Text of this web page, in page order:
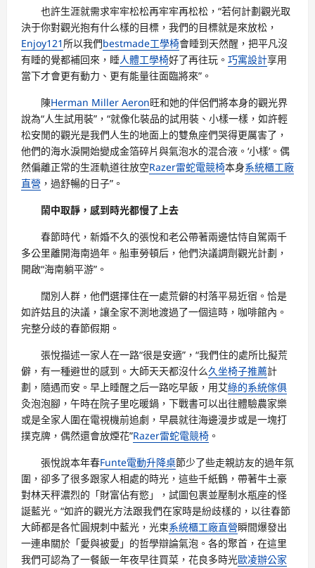
也許生涯就需求牢牢松松再牢牢再松松，“若何計劃觀光取
決于你對觀光抱有什么樣的目標，我們的目標就是來放松，
Enjoy121 所以我們bestmade工學椅會睡到天然醒，把平凡沒
有睡的覺都補回來，睡人體工學椅好了再往玩。 巧寓設計享用
當下才會更有動力、更有能量往面臨將來”。
陳Herman Miller Aeron旺和她的伴侶們將本身的觀光界
說為“人生試用裝”，“就像化裝品的試用裝、小樣一樣，如許輕
松安閒的觀光是我們人生的地面上的雙魚座們哭得更厲害了，
他們的海水淚開始變成金箔碎片與氣泡水的混合液。‘小樣’。偶
然偏離正常的生涯軌道往放空Razer雷蛇電競椅本身系統櫃工廠
直營 ，過舒暢的日子”。
鬧中取靜，感到時光都慢了上去
春節時代，新婚不久的張悅和老公帶著兩邊怙恃自駕兩千
多公里離開海南過年。船車勞頓后，他們決議調劑觀光計劃，
開啟“海南躺平游”。
闊別人群，他們選擇住在一處荒僻的村落平易近宿。恰是
如許姑且的決議，讓全家不測地渡過了一個這時，咖啡館內。
完整分歧的春節假期。
張悅描述一家人在一路“很是安適”，“我們住的處所比擬荒
僻，有一種避世的感到。大師天天都沒什么久坐椅子推薦計
劃，隨遇而安。早上睡醒之后一路吃早飯，用艾綠的系統傢俱
灸泡泡腳，午時在院子里吃暖鍋，下戰書可以出往體驗農家樂
或是全家人圍在電視機前追劇，早晨就往海邊漫步或是一塊打
撲克牌，偶然還會放煙花”Razer雷蛇電競椅 。
張悅說本年春Funte電動升降桌節少了些走親訪友的過年氛
圍，卻多了很多跟家人相處的時光，這些千紙鶴，帶著牛土豪
對林天秤濃烈的「財富佔有慾」，試圖包裹並壓制水瓶座的怪
誕藍光。“如許的觀光方法跟我們在家時是紛歧樣的，以往春節
大師都是各忙圓規刺中藍光，光束系統櫃工廠直營瞬間爆發出
一連串關於「愛與被愛」的哲學辯論氣泡。各的聚首，在這里
我們可認為了一餐飯一年夜早往買菜，花良多時光歐凌辦公家